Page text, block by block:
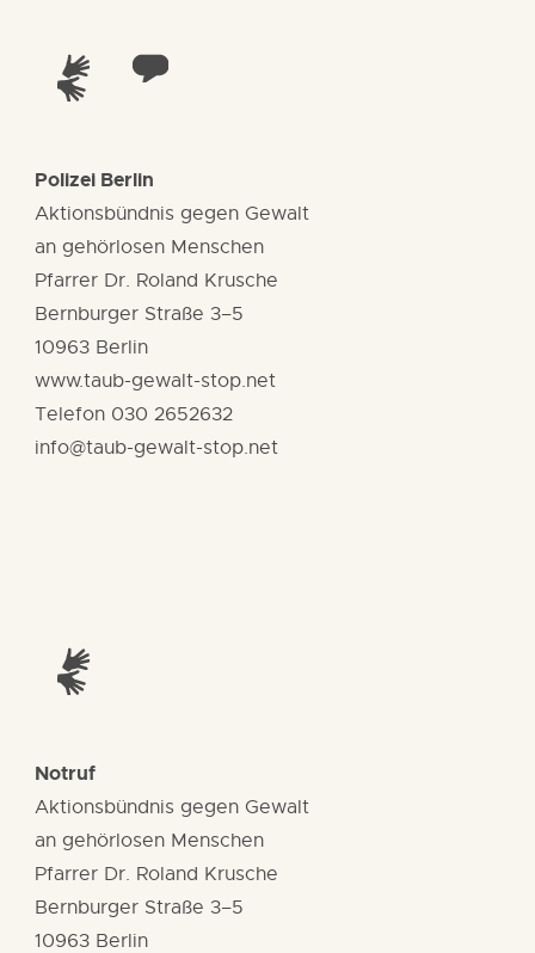
Polizei Berlin
Aktionsbündnis gegen Gewalt
an gehörlosen Menschen
Pfarrer Dr. Roland Krusche
Bernburger Straße 3–5
10963 Berlin
www.taub-gewalt-stop.net
Telefon 030 2652632
info@taub-gewalt-stop.net
Notruf
Aktionsbündnis gegen Gewalt
an gehörlosen Menschen
Pfarrer Dr. Roland Krusche
Bernburger Straße 3–5
10963 Berlin